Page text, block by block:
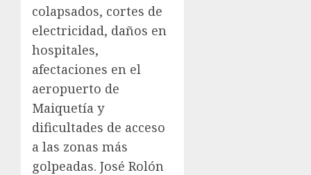
colapsados, cortes de
electricidad, daños en
hospitales,
afectaciones en el
aeropuerto de
Maiquetía y
dificultades de acceso
a las zonas más
golpeadas. José Rolón